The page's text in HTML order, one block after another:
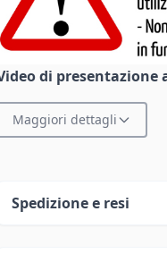
di
Maggiori dettagli
Spedizione e resi